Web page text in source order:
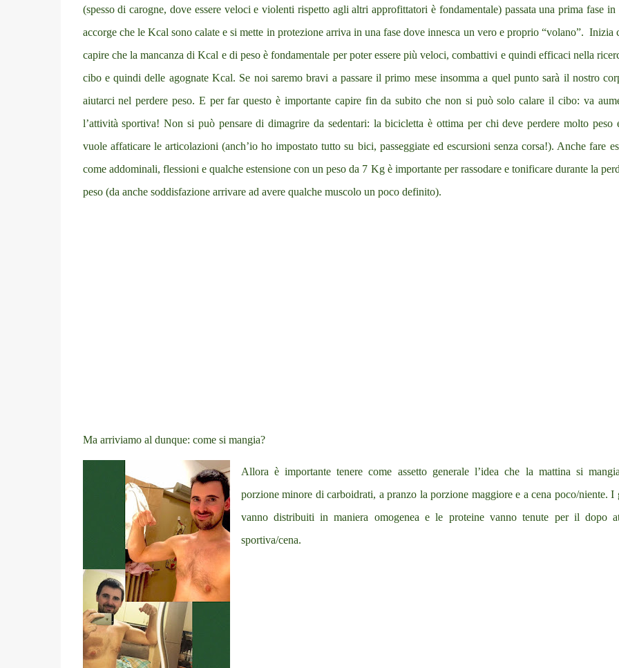
(spesso di carogne, dove essere veloci e violenti rispetto agli altri approfittatori è fondamentale) passata una prima fase in
accorge che le Kcal sono calate e si mette in protezione arriva in una fase dove innesca un vero e proprio “volano”. Inizia
capire che la mancanza di Kcal e di peso è fondamentale per poter essere più veloci, combattivi e quindi efficaci nella
cibo e quindi delle agognate Kcal. Se noi saremo bravi a passare il primo mese insomma a quel punto sarà il nostro
aiutarci nel perdere peso. E per far questo è importante capire fin da subito che non si può solo calare il cibo: va
l’attività sportiva! Non si può pensare di dimagrire da sedentari: la bicicletta è ottima per chi deve perdere molto peso
vuole affaticare le articolazioni (anch’io ho impostato tutto su bici, passeggiate ed escursioni senza corsa!). Anche fare
come addominali, flessioni e qualche estensione con un peso da 7 Kg è importante per rassodare e tonificare durante la
peso (da anche soddisfazione arrivare ad avere qualche muscolo un poco definito).
Ma arriviamo al dunque: come si mangia?
Allora è importante tenere come assetto generale l’idea che la mattina si
porzione minore di carboidrati, a pranzo la porzione maggiore e a cena poco/niente. I
vanno distribuiti in maniera omogenea e le proteine vanno tenute per il dopo
sportiva/cena.